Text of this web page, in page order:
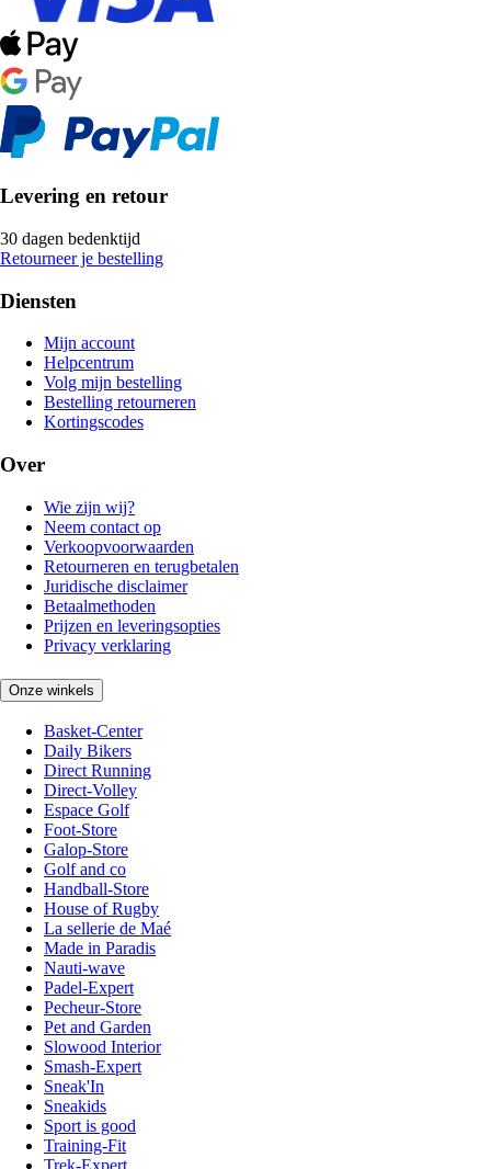
Levering en retour
30 dagen bedenktijd
Retourneer je bestelling
Diensten
Mijn account
Helpcentrum
Volg mijn bestelling
Bestelling retourneren
Kortingscodes
Over
Wie zijn wij?
Neem contact op
Verkoopvoorwaarden
Retourneren en terugbetalen
Juridische disclaimer
Betaalmethoden
Prijzen en leveringsopties
Privacy verklaring
Onze winkels
Basket-Center
Daily Bikers
Direct Running
Direct-Volley
Espace Golf
Foot-Store
Galop-Store
Golf and co
Handball-Store
House of Rugby
La sellerie de Maé
Made in Paradis
Nauti-wave
Padel-Expert
Pecheur-Store
Pet and Garden
Slowood Interior
Smash-Expert
Sneak'In
Sneakids
Sport is good
Training-Fit